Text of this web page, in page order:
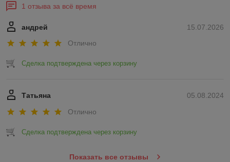
1 отзыва за всё время
15.07.2026
андрей
Отлично
Сделка подтверждена через корзину
05.08.2024
Татьяна
Отлично
Сделка подтверждена через корзину
Показать все отзывы